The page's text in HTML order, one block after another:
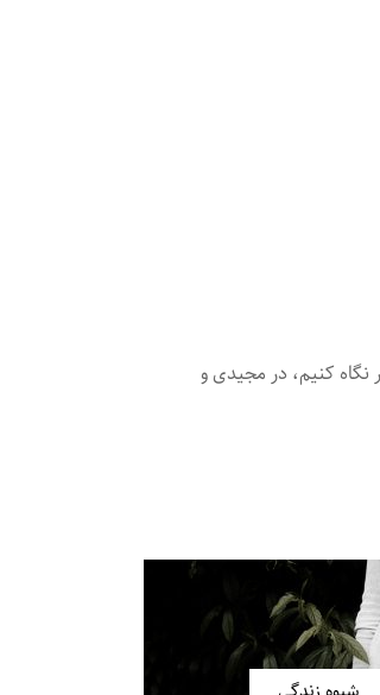
کنیم، در مجیدی و